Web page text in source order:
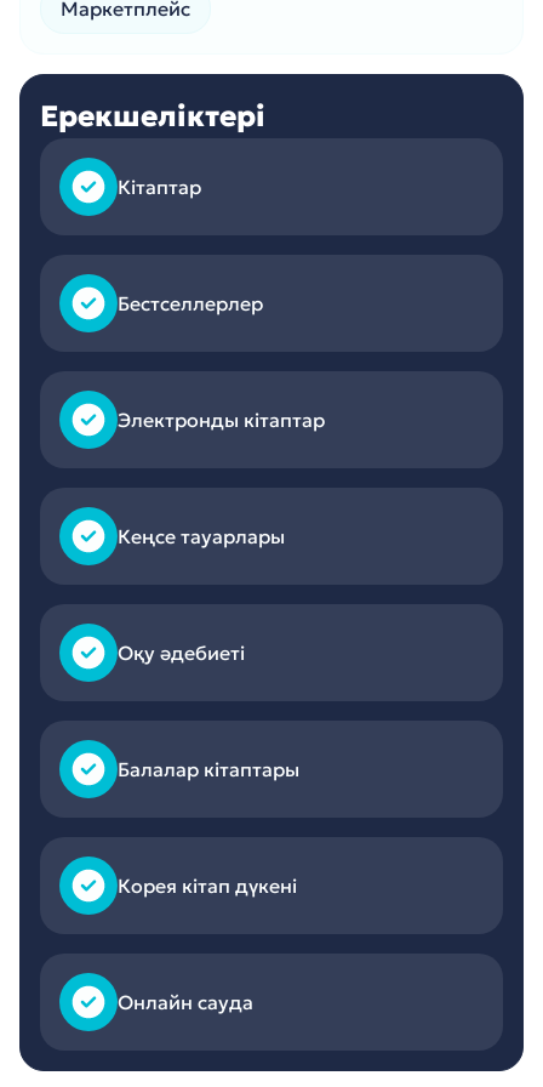
Маркетплейс
Ерекшеліктері
Кітаптар
Бестселлерлер
Электронды кітаптар
Кеңсе тауарлары
Оқу әдебиеті
Балалар кітаптары
Корея кітап дүкені
Онлайн сауда